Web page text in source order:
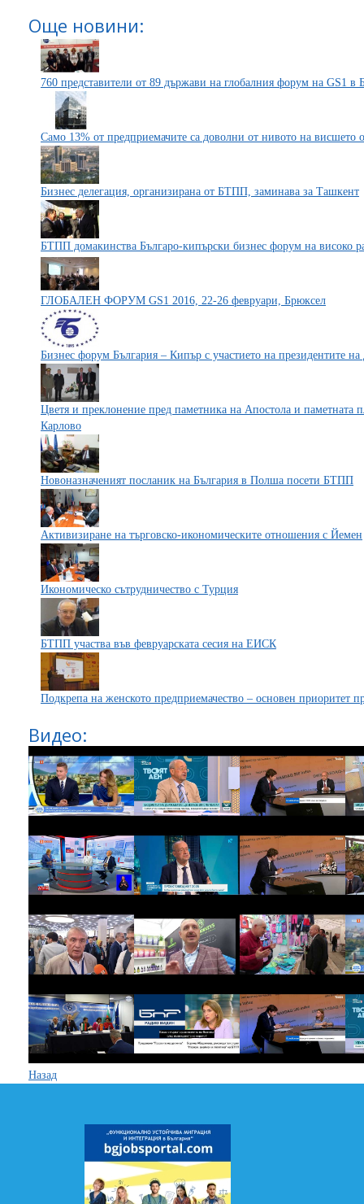
Още новини:
760 представители от 89 държави на глобалния форум на GS1 в
Само 13% от предприемачите са доволни от нивото на висшето
Бизнес делегация, организирана от БТПП, заминава за Ташкент
БТПП домакинства Българо-кипърски бизнес форум на високо
ГЛОБАЛЕН ФОРУМ GS1 2016, 22-26 февруари, Брюксел
Бизнес форум България – Кипър с участието на президентите на
Цветя и преклонение пред паметника на Апостола и паметната
Карлово
Новоназначеният посланик на България в Полша посети БТПП
Активизиране на търговско-икономическите отношения с Йемен
Икономическо сътрудничество с Турция
БТПП участва във февруарската сесия на ЕИСК
Подкрепа на женското предприемачество – основен приоритет
Видео:
Назад